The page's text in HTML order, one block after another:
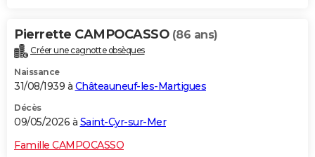
Pierrette CAMPOCASSO (86 ans)
Créer une cagnotte obsèques
Naissance
31/08/1939 à Châteauneuf-les-Martigues
Décès
09/05/2026 à Saint-Cyr-sur-Mer
Famille CAMPOCASSO